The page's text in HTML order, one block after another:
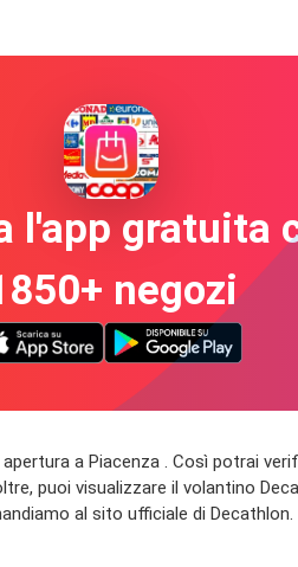
l'app gratuita
negozi
a Piacenza . Così potrai
puoi visualizzare il volantino
al sito ufficiale di Decathlon.